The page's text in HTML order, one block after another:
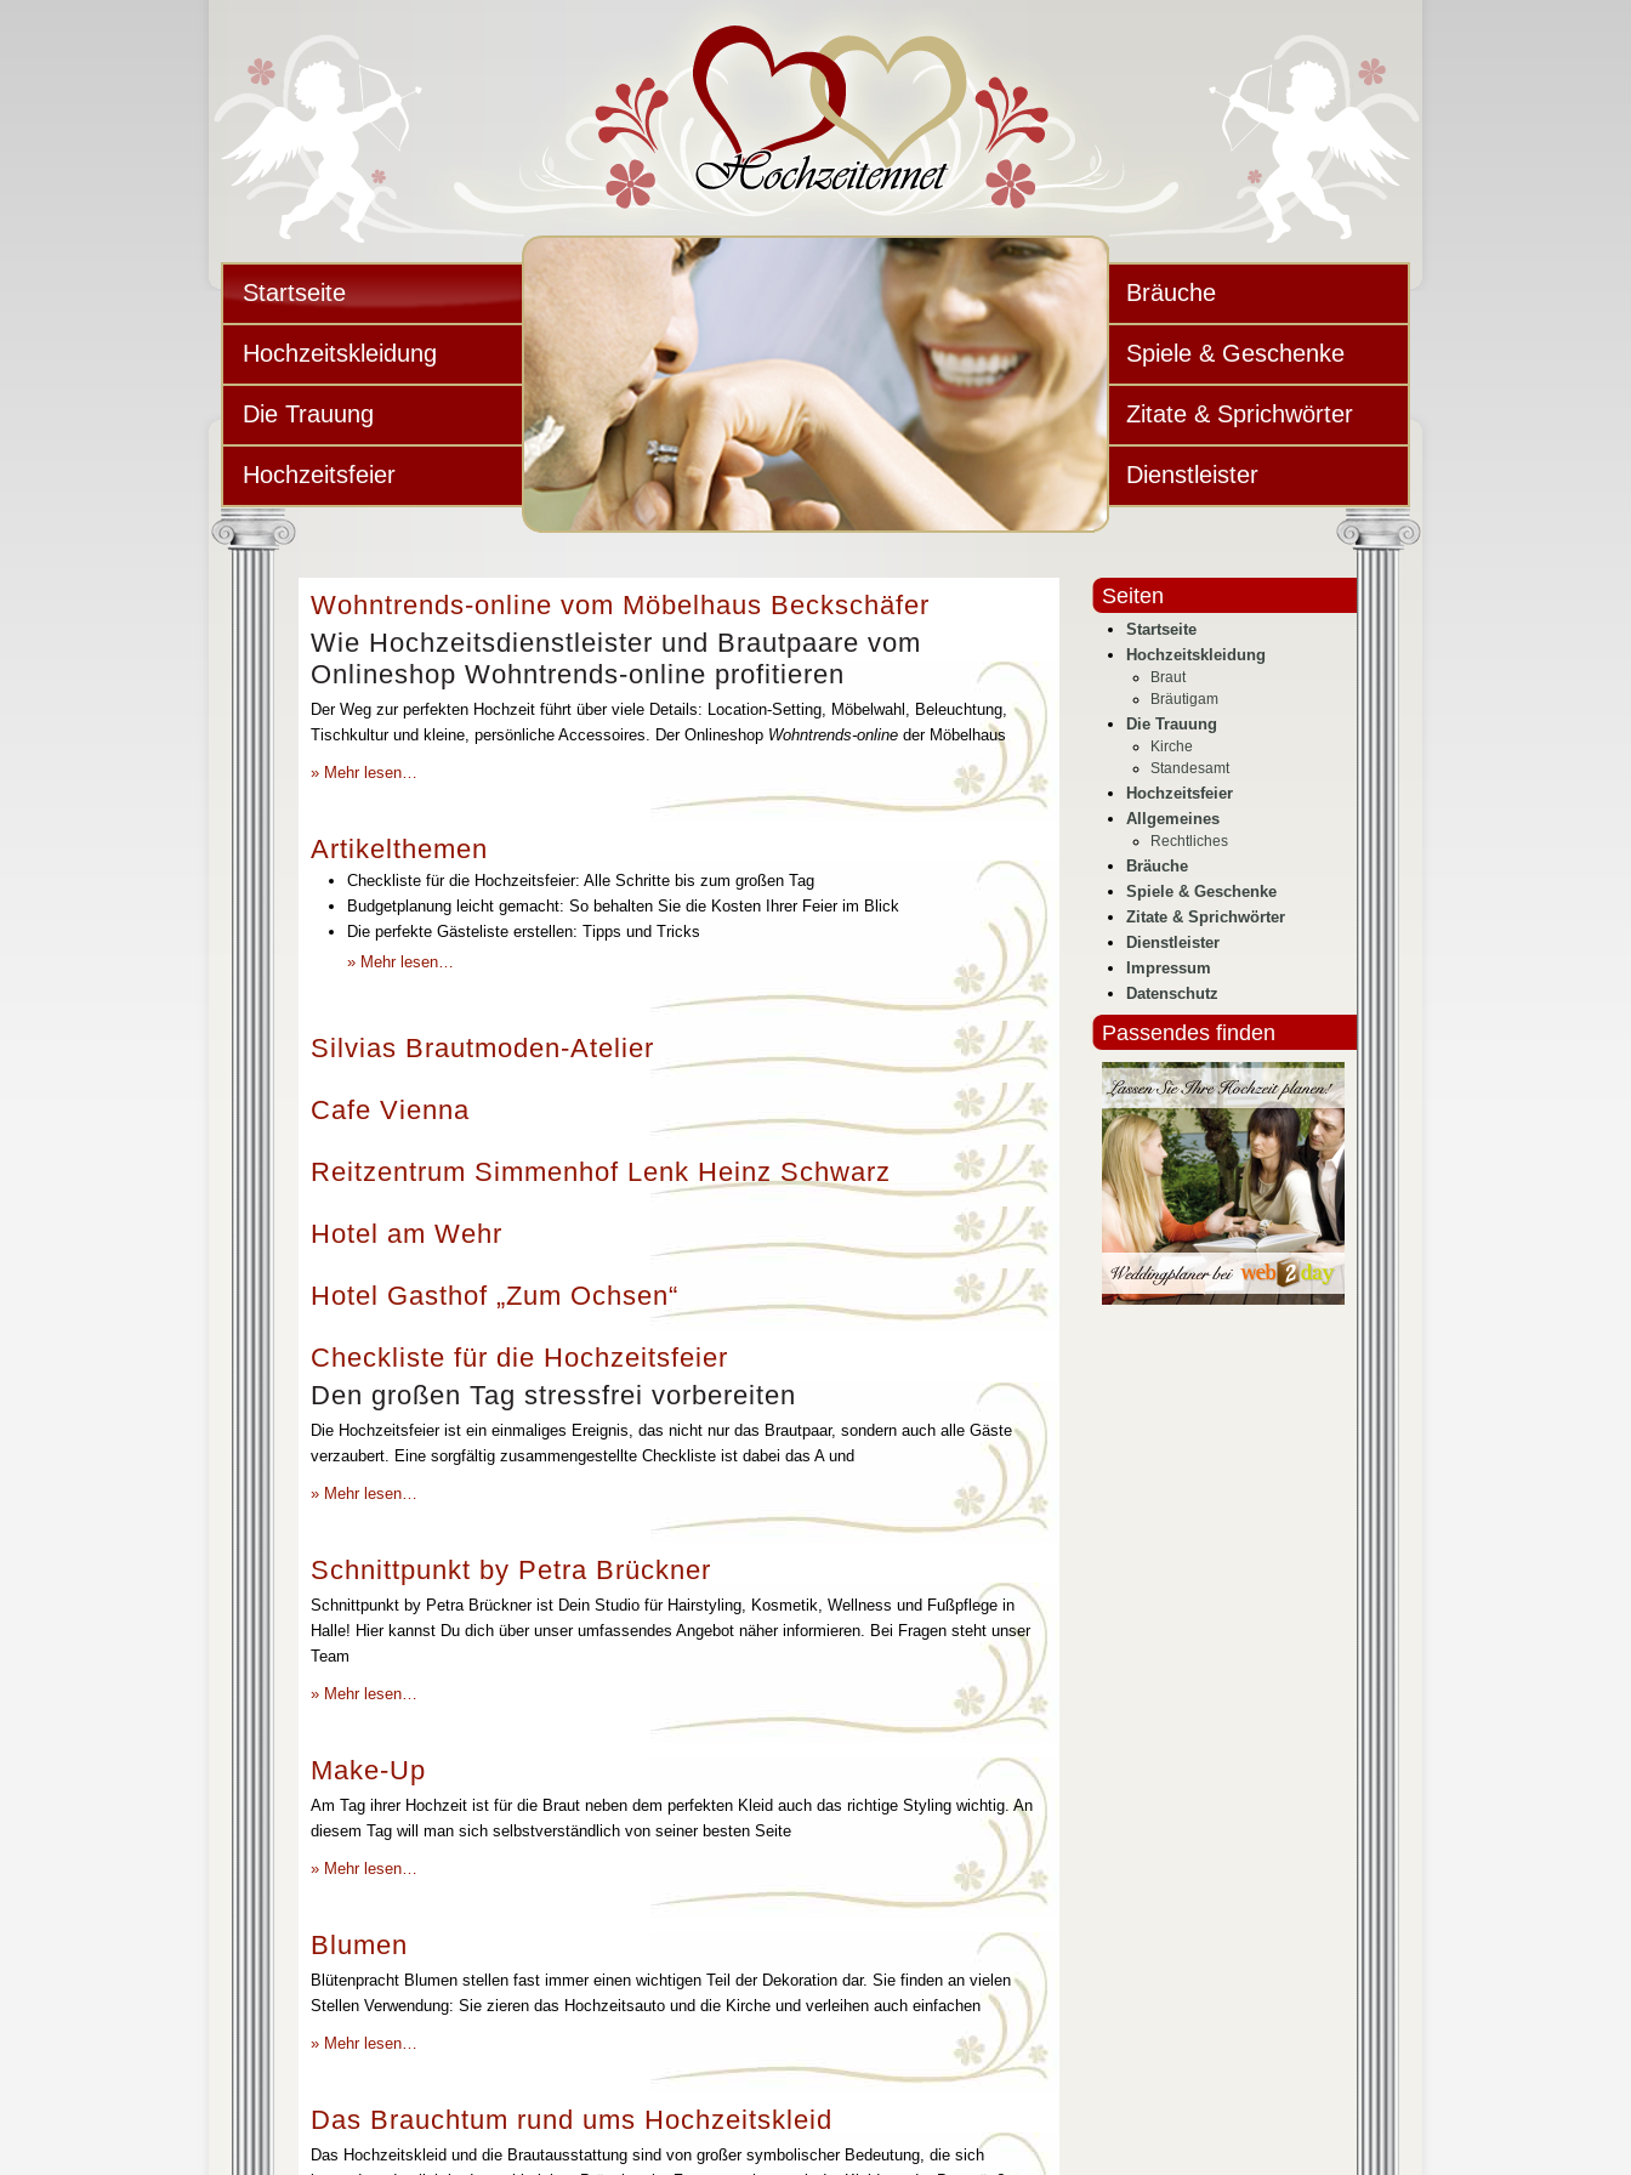
Startseite
Hochzeitskleidung
Die Trauung
Hochzeitsfeier
Bräuche
Spiele & Geschenke
Zitate & Sprichwörter
Dienstleister
Wohntrends-online vom Möbelhaus Beckschäfer
Wie Hochzeitsdienstleister und Brautpaare vom
Onlineshop Wohntrends-online profitieren
Der Weg zur perfekten Hochzeit führt über viele Details: Location-Setting, Möbelwahl, Beleuchtung,
Tischkultur und kleine, persönliche Accessoires. Der Onlineshop Wohntrends-online der Möbelhaus
» Mehr lesen…
Artikelthemen
Checkliste für die Hochzeitsfeier: Alle Schritte bis zum großen Tag
Budgetplanung leicht gemacht: So behalten Sie die Kosten Ihrer Feier im Blick
Die perfekte Gästeliste erstellen: Tipps und Tricks
» Mehr lesen…
Silvias Brautmoden-Atelier
Cafe Vienna
Reitzentrum Simmenhof Lenk Heinz Schwarz
Hotel am Wehr
Hotel Gasthof „Zum Ochsen“
Checkliste für die Hochzeitsfeier
Den großen Tag stressfrei vorbereiten
Die Hochzeitsfeier ist ein einmaliges Ereignis, das nicht nur das Brautpaar, sondern auch alle Gäste
verzaubert. Eine sorgfältig zusammengestellte Checkliste ist dabei das A und
» Mehr lesen…
Schnittpunkt by Petra Brückner
Schnittpunkt by Petra Brückner ist Dein Studio für Hairstyling, Kosmetik, Wellness und Fußpflege in
Halle! Hier kannst Du dich über unser umfassendes Angebot näher informieren. Bei Fragen steht unser
Team
» Mehr lesen…
Make-Up
Am Tag ihrer Hochzeit ist für die Braut neben dem perfekten Kleid auch das richtige Styling wichtig. An
diesem Tag will man sich selbstverständlich von seiner besten Seite
» Mehr lesen…
Blumen
Blütenpracht Blumen stellen fast immer einen wichtigen Teil der Dekoration dar. Sie finden an vielen
Stellen Verwendung: Sie zieren das Hochzeitsauto und die Kirche und verleihen auch einfachen
» Mehr lesen…
Das Brauchtum rund ums Hochzeitskleid
Das Hochzeitskleid und die Brautausstattung sind von großer symbolischer Bedeutung, die sich
Seiten
Startseite
Hochzeitskleidung
Braut
Bräutigam
Die Trauung
Kirche
Standesamt
Hochzeitsfeier
Allgemeines
Rechtliches
Bräuche
Spiele & Geschenke
Zitate & Sprichwörter
Dienstleister
Impressum
Datenschutz
Passendes finden